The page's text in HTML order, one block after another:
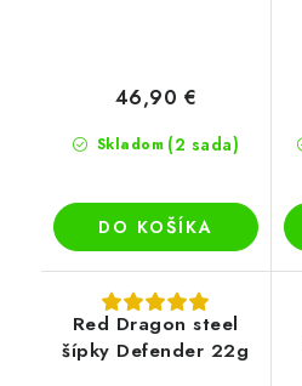
Skladom (2 sada)
46,90 €
DO KOŠÍKA
Red Dragon steel
šípky Defender 22g